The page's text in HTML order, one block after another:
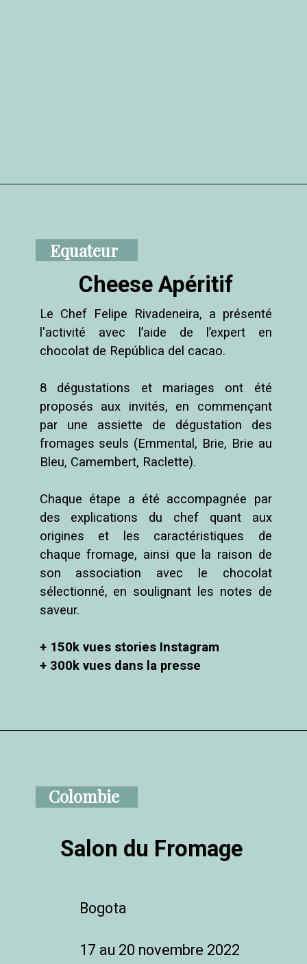
Cheese Apéritif
Equateur
Le Chef Felipe Rivadeneira, a présenté
l'activité avec l’aide de l’expert en
chocolat de República del cacao.
8 dégustations et mariages ont été
proposés aux invités, en commençant
par une assiette de dégustation des
fromages seuls (Emmental, Brie, Brie au
Bleu, Camembert, Raclette).
Chaque étape a été accompagnée par
des explications du chef quant aux
origines et les caractéristiques de
chaque fromage, ainsi que la raison de
son association avec le chocolat
sélectionné, en soulignant les notes de
saveur.
+ 150k vues stories Instagram
+ 300k vues dans la presse
Salon du Fromage
17 au 20 novembre 2022
Bogota
Colombie